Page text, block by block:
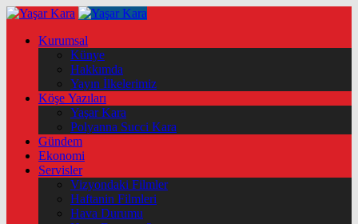
Kurumsal
Künye
Hakkımda
Yayın İlkelerimiz
Köşe Yazıları
Yaşar Kara
Polyanna Succi Kara
Gündem
Ekonomi
Servisler
Vizyondaki Filmler
Haftanin Filmleri
Hava Durumu